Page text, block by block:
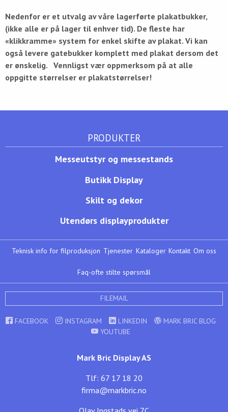
Nedenfor er et utvalg av våre lagerførte plakatbukker,
(ikke alle er på lager til enhver tid). De fleste har
«klikkramme» system for enkel skifte av plakat. Vi kan
også levere gatebukker komplett med plakat dersom det
er ønskelig. Vennligst vær oppmerksom på at alle
oppgitte størrelser er plakatstørrelser!
PRODUKTER
Messeutstyr og messestands
Butikk Display
Skilt og dekor
Utendørs displayprodukter
Teknisk info for filproduksjon Tjenester Kataloger Kontakt Om oss
Faq-ofte stilte spørsmål
FILEMAIL
FACEBOOK INSTAGRAM LINKEDIN
MARK BRIC BLOG
YOUTUBE
Mark Bric Display AS
Tlf: 67 17 18 20
firma@markbric.no